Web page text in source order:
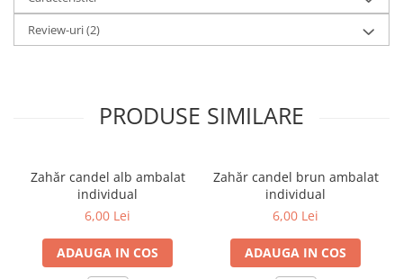
Review-uri(2)
PRODUSE SIMILARE
Zahăr candel alb ambalat
individual
6,00 Lei
ADAUGA IN COS
Zahăr candel brun ambalat
individual
6,00 Lei
ADAUGA IN COS